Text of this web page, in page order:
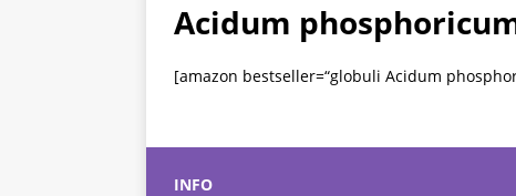
Acidum
[amazon bestseller=“globuli Acidum
INFO